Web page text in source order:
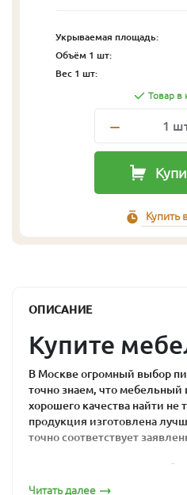
Укрываемая площадь:
Объём 1 шт:
Вес 1 шт:
Товар в
1
Купить
ОПИСАНИЕ
Купите
В Москве огромный выбор
точно знаем, что
хорошего качества найти не
продукция изготовлена
точно соответствует
Почему
Читать далее